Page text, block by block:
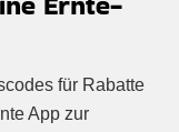
für Rabatte
App zur